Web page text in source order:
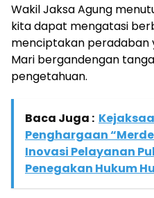
Wakil Jaksa Agung
kita dapat mengatasi
menciptakan peradaban
Mari bergandengan
pengetahuan.
Baca Juga :
Penghargaan
Inovasi Pelayanan
Penegakan Hukum